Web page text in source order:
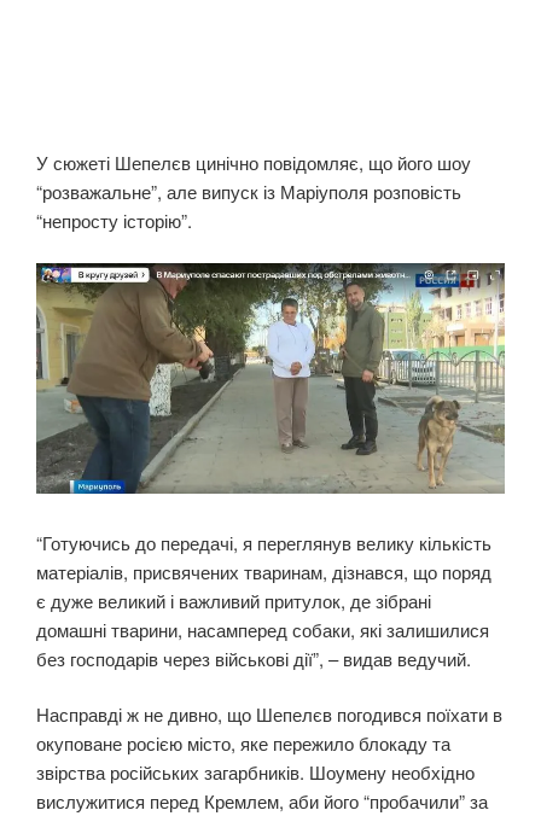
У сюжеті Шепелєв цинічно повідомляє, що його шоу
“розважальне”, але випуск із Маріуполя розповість
“непросту історію”.
“Готуючись до передачі, я переглянув велику кількість
матеріалів, присвячених тваринам, дізнався, що поряд
є дуже великий і важливий притулок, де зібрані
домашні тварини, насамперед собаки, які залишилися
без господарів через військові дії”, – видав ведучий.
Насправді ж не дивно, що Шепелєв погодився поїхати в
окуповане росією місто, яке пережило блокаду та
звірства російських загарбників. Шоумену необхідно
вислужитися перед Кремлем, аби його “пробачили” за